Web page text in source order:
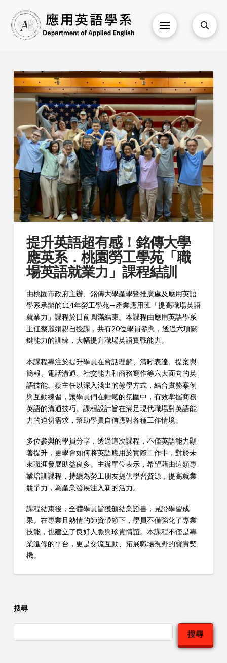
提升英語超有感！銘傳大學
應英系．桃園勞工學苑「職
場英語就業力」課程結訓
由桃園市政府主辦、銘傳大學產學暨推廣處及應用英語
學系承辦的114年勞工學苑—產業應用班「提高職場英語
就業力」課程於日前圓滿結束。本課程由應用英語學系
主任蔡麗娟親自授課，共有20位學員參與，透過六項關
鍵能力的訓練，大幅提升職場英語實戰能力。
本課程專注於提升學員在會話理解、清晰表達、提案與
簡報、電話溝通、社交能力和商務寫作等六大面向的英
語技能。蔡主任以深入淺出的教學方式，結合實務案例
與互動練習，讓學員們在輕鬆的氛圍中，有效掌握商務
英語的溝通技巧。課程設計旨在滿足現代職場對英語能
力的迫切需求，幫助學員自信應對各種工作情境。
多位參與的學員分享，透過這次課程，不僅英語能力顯
著提升，更學會如何將英語應用於實際工作中，對於未
來職涯發展助益良多。主辦單位表示，希望藉由這類專
業培訓課程，持續為勞工朋友提供學習資源，提高就業
競爭力，為產業發展注入新的活力。
課程結束後，全體學員皆獲頒結業證書，見證學習成
果。在專業且熱情的師資帶領下，學員不僅強化了專業
技能，也建立了良好人脈與珍貴情誼。本課程不僅是專
業進修的平台，更是交流互動、拓展職場視野的寶貴契
機。
搜尋
搜尋